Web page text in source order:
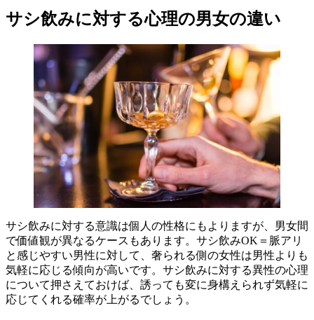
サシ飲みに対する心理の男女の違い
サシ飲みに対する意識は個人の性格にもよりますが、男女間
で価値観が異なるケースもあります。サシ飲みOK＝脈アリ
と感じやすい男性に対して、奢られる側の女性は男性よりも
気軽に応じる傾向が高いです。サシ飲みに対する異性の心理
について押さえておけば、誘っても変に身構えられず気軽に
応じてくれる確率が上がるでしょう。